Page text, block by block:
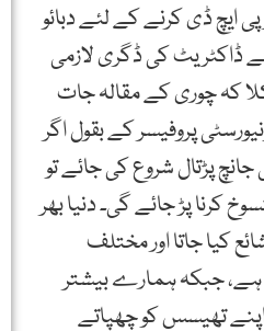
پی ایچ ڈی کرنے کے لئے دبائو
ڈاکٹریٹ کی ڈگری لازمی
کہ چوری کے مقالہ جات
پروفیسر کے بقول اگر
پڑتال شروع کی جائے تو
کرنا پڑ جائے گی۔ دنیا بھر
کیا جاتا اور مختلف
ہے، جبکہ ہمارے بیشتر
تھیسس کو چھپاتے